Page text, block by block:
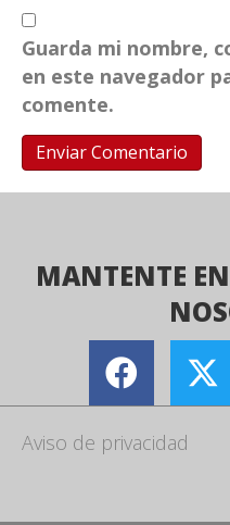
Guarda mi nombre,
en este navegador
comente.
MANTENTE
Aviso de privacidad